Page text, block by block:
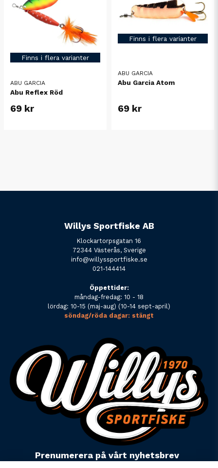
Finns i flera varianter
ABU GARCIA
Abu Reflex Röd
69 kr
Finns i flera varianter
ABU GARCIA
Abu Garcia Atom
69 kr
Willys Sportfiske AB
Klockartorpsgatan 16
72344 Västerås, Sverige
info@willyssportfiske.se
021-144414
Öppettider:
måndag-fredag: 10 - 18
lördag: 10-15 (maj-aug) (10-14 sept-april)
söndag/röda dagar: stängt
Prenumerera på vårt nyhetsbrev